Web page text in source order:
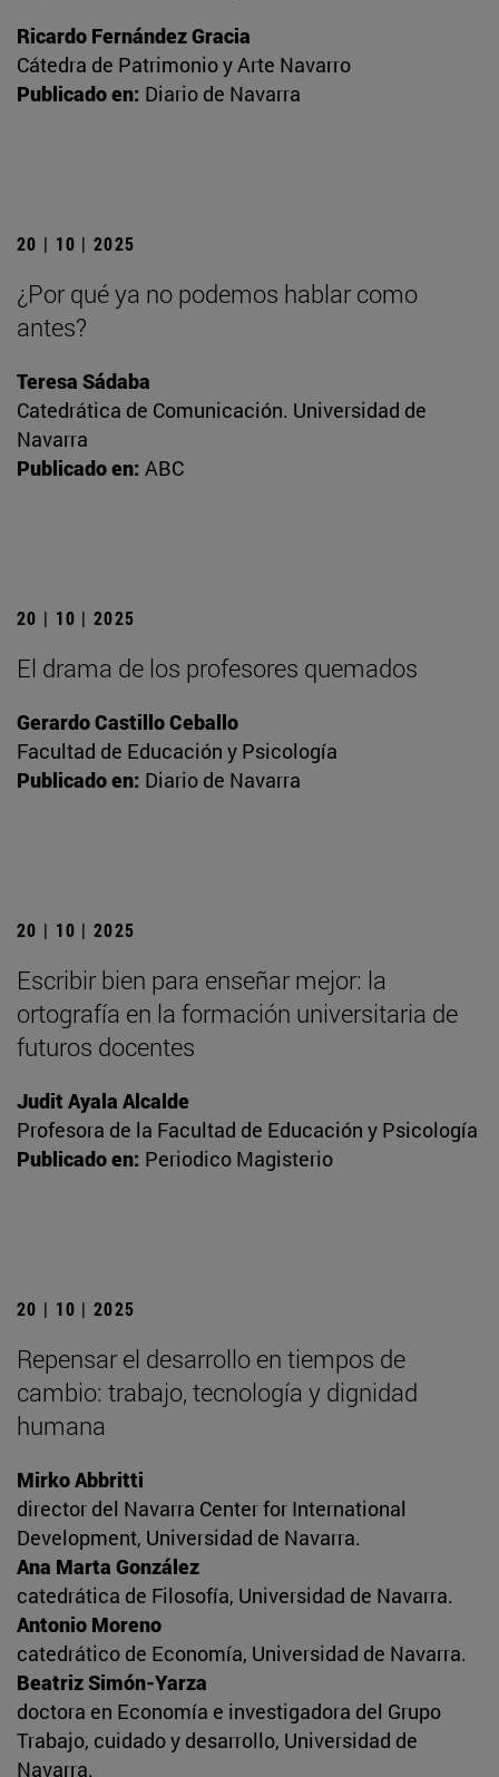
Ricardo Fernández Gracia
Cátedra de Patrimonio y Arte Navarro
Publicado en: Diario de Navarra
20 | 10 | 2025
¿Por qué ya no podemos hablar como
antes?
Teresa Sádaba
Catedrática de Comunicación. Universidad de
Navarra
Publicado en: ABC
20 | 10 | 2025
El drama de los profesores quemados
Gerardo Castillo Ceballo
Facultad de Educación y Psicología
Publicado en: Diario de Navarra
20 | 10 | 2025
Escribir bien para enseñar mejor: la
ortografía en la formación universitaria de
futuros docentes
Judit Ayala Alcalde
Profesora de la Facultad de Educación y Psicología
Publicado en: Periodico Magisterio
20 | 10 | 2025
Repensar el desarrollo en tiempos de
cambio: trabajo, tecnología y dignidad
humana
Mirko Abbritti
director del Navarra Center for International
Development, Universidad de Navarra.
Ana Marta González
catedrática de Filosofía, Universidad de Navarra.
Antonio Moreno
catedrático de Economía, Universidad de Navarra.
Beatriz Simón-Yarza
doctora en Economía e investigadora del Grupo
Trabajo, cuidado y desarrollo, Universidad de
Navarra.